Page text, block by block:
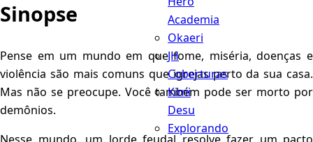
Academia
Okaeri
JH
Coberturas
Kimi
Desu
Explorando
Sinopse
Pense em um mundo em que fome, miséria, doenças e
violência são mais comuns que igrejas perto da sua casa.
Mas não se preocupe. Você também pode ser morto por
demônios.